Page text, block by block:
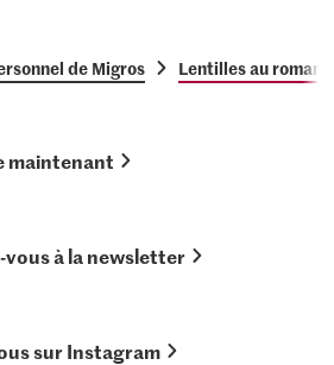
de Migros Lentilles au
maintenant
vous à la newsletter
sur Instagram